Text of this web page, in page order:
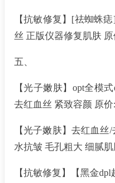
【抗敏修复】[祛蜘蛛
丝 正版仪器修复肌肤 原
五、
【光子嫩肤】opt全模
去红血丝 紧致容颜 原价
【光子嫩肤】去红血
水抗皱 毛孔粗大 细腻
【抗敏修复】【黑金